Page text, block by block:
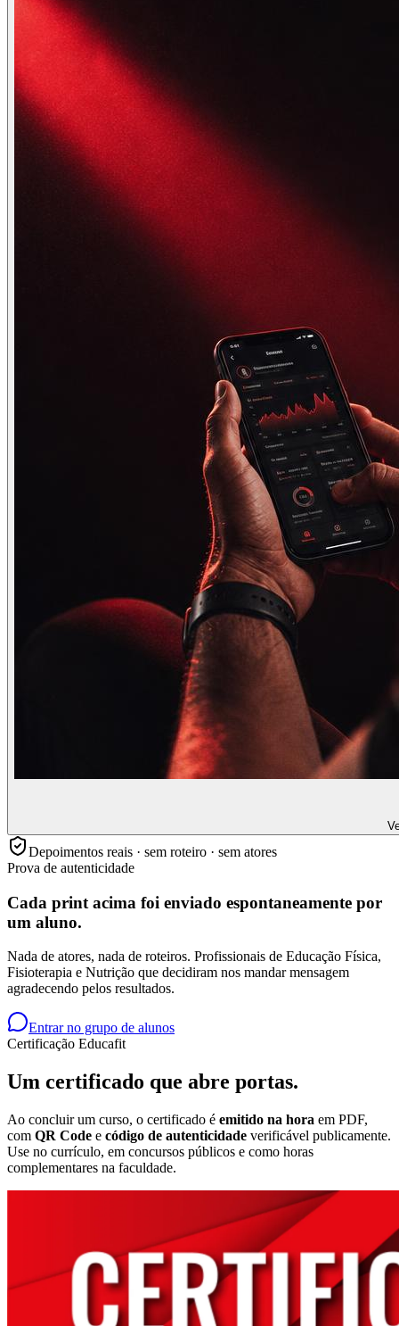
Depoimentos reais · sem roteiro · sem atores
Prova de autenticidade
Cada print acima foi enviado espontaneamente por
um aluno.
Nada de atores, nada de roteiros. Profissionais de Educação Física,
Fisioterapia e Nutrição que decidiram nos mandar mensagem
agradecendo pelos resultados.
Entrar no grupo de alunos
Certificação Educafit
Um certificado que abre portas.
Ao concluir um curso, o certificado é emitido na hora em PDF,
com QR Code e código de autenticidade verificável publicamente.
Use no currículo, em concursos públicos e como horas
complementares na faculdade.